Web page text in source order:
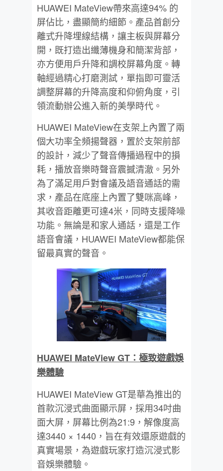
HUAWEI MateView帶來高達94% 的
屏佔比，盡顯簡約細節。產品首創分
離式升降埋線結構，讓主板與屏幕分
開，既打造出纖薄機身和簡潔背部，
亦方便用戶升降和調校屏幕角度。轉
軸經過精心打磨測試，單指即可靈活
調整屏幕的升降高度和仰俯角度，引
領流動辦公進入新的美學時代。
HUAWEI MateView在支架上內置了兩
個大功率全頻揚聲器，置於支架前部
的設計，減少了聲音傳播過程中的損
耗，播放音樂時聲音震撼清澈。另外
為了滿足用戶對會議及語音通話的需
求，產品在底座上內置了雙咪高峰，
其收音距離更可達4米，同時支援降噪
功能。無論是和家人通話，還是工作
語音會議，HUAWEI MateView都能保
留最真實的聲音。
HUAWEI MateView GT：極致遊戲娛
樂體驗
HUAWEI MateView GT是華為推出的
首款沉浸式曲面顯示屏，採用34吋曲
面大屏，屏幕比例為21:9，解像度高
達3440 × 1440，旨在有效還原遊戲的
真實場景，為遊戲玩家打造沉浸式影
音娛樂體驗。